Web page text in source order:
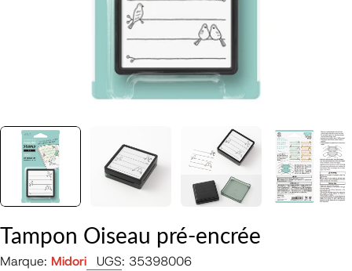
Tampon Oiseau pré-encrée
Marque: Midori UGS: 35398006